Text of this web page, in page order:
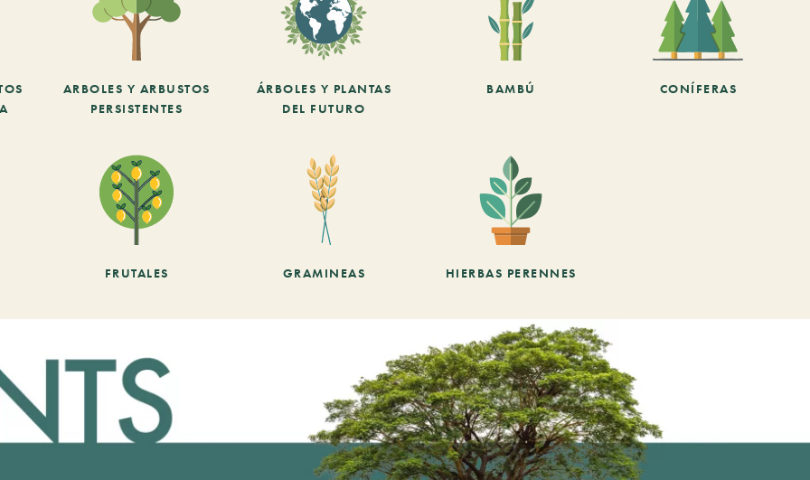
ARBOLES Y ARBUSTOS
PERSISTENTES
ÁRBOLES Y PLANTAS
DEL FUTURO
BAMBÚ CONÍFERAS
FRUTALES GRAMINEAS HIERBAS PERENNES